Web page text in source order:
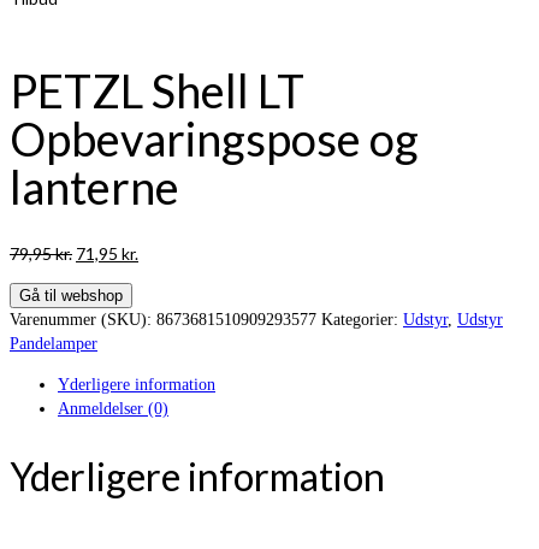
PETZL Shell LT
Opbevaringspose og
lanterne
79,95kr. Den
pris
var:
79,95 kr..
71,95 kr.
er:
Gå til webshop
Varenummer (SKU): 8673681510909293577 Kategorier: Udstyr, Udstyr
Pandelamper
Yderligere information
Anmeldelser (0)
Yderligere information